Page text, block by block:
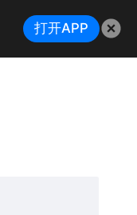
打开APP